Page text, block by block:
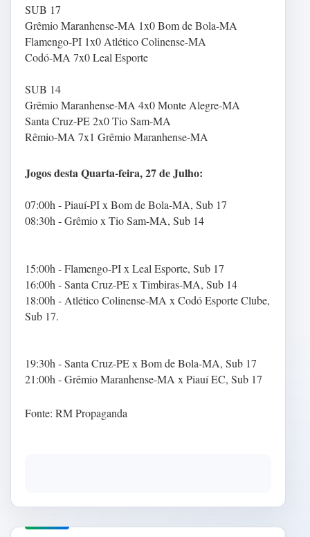
SUB 17
Grêmio Maranhense-MA 1x0 Bom de Bola-MA
Flamengo-PI 1x0 Atlético Colinense-MA
Codó-MA 7x0 Leal Esporte
SUB 14
Grêmio Maranhense-MA 4x0 Monte Alegre-MA
Santa Cruz-PE 2x0 Tio Sam-MA
Rêmio-MA 7x1 Grêmio Maranhense-MA
Jogos desta Quarta-feira, 27 de Julho:
07:00h - Piauí-PI x Bom de Bola-MA, Sub 17
08:30h - Grêmio x Tio Sam-MA, Sub 14
15:00h - Flamengo-PI x Leal Esporte, Sub 17
16:00h - Santa Cruz-PE x Timbiras-MA, Sub 14
18:00h - Atlético Colinense-MA x Codó Esporte Clube,
Sub 17.
19:30h - Santa Cruz-PE x Bom de Bola-MA, Sub 17
21:00h - Grêmio Maranhense-MA x Piauí EC, Sub 17
Fonte: RM Propaganda